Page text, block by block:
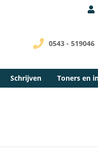
0543 - 519046
Schrijven Toners en